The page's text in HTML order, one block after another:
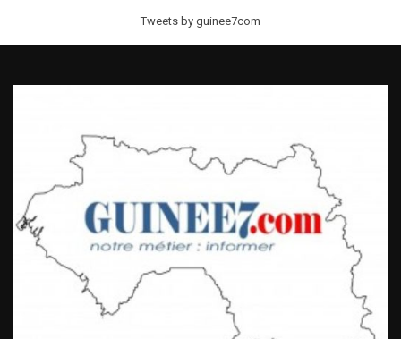
Tweets by guinee7com